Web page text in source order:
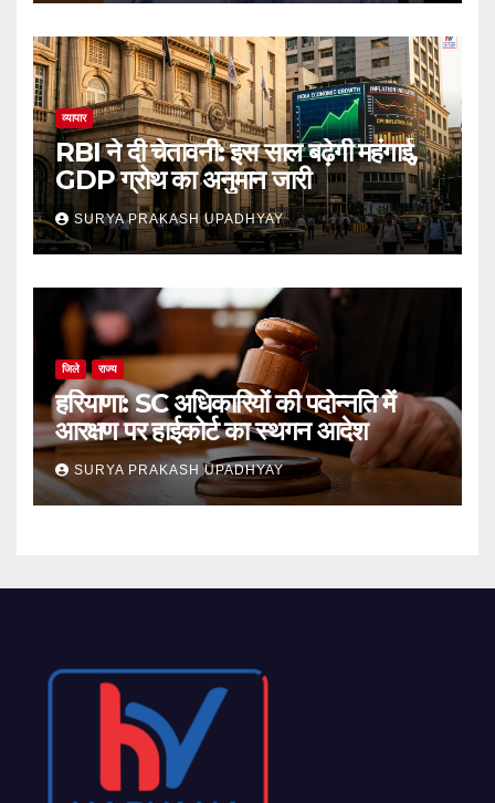
व्यापार
RBI ने दी चेतावनी: इस साल बढ़ेगी महंगाई,
GDP ग्रोथ का अनुमान जारी
SURYA PRAKASH UPADHYAY
जिले राज्य
हरियाणा: SC अधिकारियों की पदोन्नति में
आरक्षण पर हाईकोर्ट का स्थगन आदेश
SURYA PRAKASH UPADHYAY